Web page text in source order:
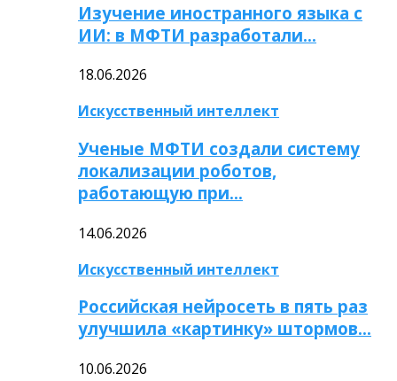
Изучение иностранного языка с
ИИ: в МФТИ разработали…
18.06.2026
Искусственный интеллект
Ученые МФТИ создали систему
локализации роботов,
работающую при…
14.06.2026
Искусственный интеллект
Российская нейросеть в пять раз
улучшила «картинку» штормов…
10.06.2026